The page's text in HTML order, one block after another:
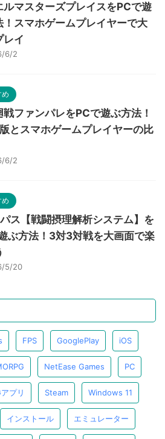
ルマスターズプレイスをPCで遊
！スマホゲームプレイヤーで大
レイ
6/2
め
戦ファンパレをPCで遊ぶ方法！
とスマホゲームプレイヤーの比
6/2
め
ス【戦闘摂理解析システム】を
ぶ方法！3対3対戦を大画面で楽
5/20
FPS GooglePlay iOS
NetEase Games PC
プリ Steam Windows 11
インストール エミュレーター